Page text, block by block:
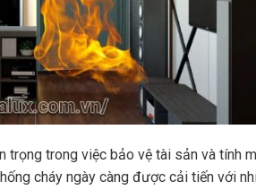
trọng trong việc bảo vệ tài sản và tính
cháy ngày càng được cải tiến với